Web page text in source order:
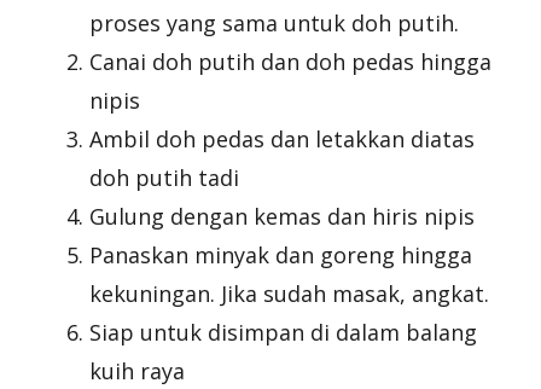
proses yang sama untuk doh putih.
Canai doh putih dan doh pedas hingga
nipis
Ambil doh pedas dan letakkan diatas
doh putih tadi
Gulung dengan kemas dan hiris nipis
Panaskan minyak dan goreng hingga
kekuningan. Jika sudah masak, angkat.
Siap untuk disimpan di dalam balang
kuih raya